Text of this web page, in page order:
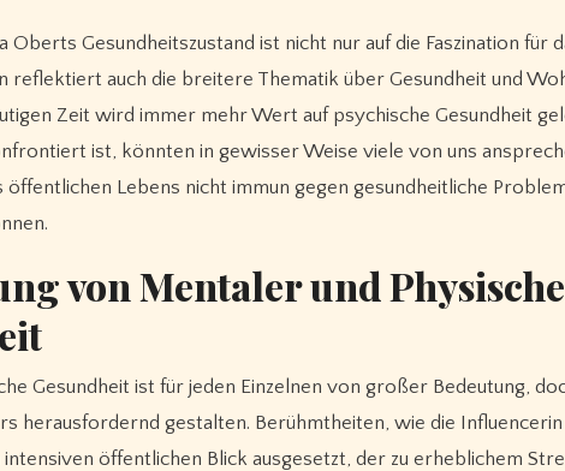
Oberts Gesundheitszustand ist nicht nur auf die Faszination für
reflektiert auch die breitere Thematik über Gesundheit und
Zeit wird immer mehr Wert auf psychische Gesundheit
ist, könnten in gewisser Weise viele von uns
öffentlichen Lebens nicht immun gegen gesundheitliche
von Mentaler und
Gesundheit ist für jeden Einzelnen von großer Bedeutung,
herausfordernd gestalten. Berühmtheiten, wie die
intensiven öffentlichen Blick ausgesetzt, der zu erheblichem